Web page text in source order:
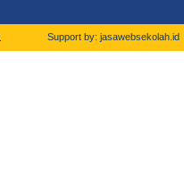
Support by: jasawebsekolah.id